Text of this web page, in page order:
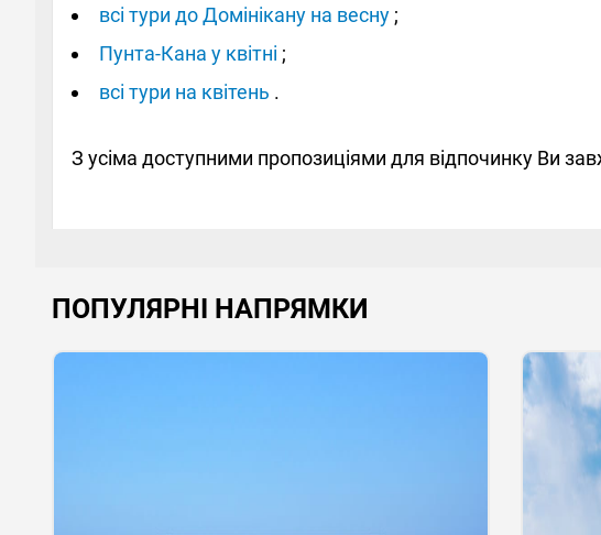
всі тури до Домінікану на весну ;
Пунта-Кана у квітні ;
всі тури на квітень .
З усіма доступними пропозиціями для відпочинку Ви
ПОПУЛЯРНІ НАПРЯМКИ